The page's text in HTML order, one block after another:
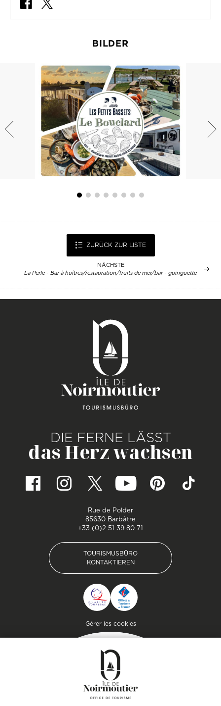
BILDER
ZURÜCK ZUR LISTE
NÄCHSTE
La Perle - Bar à huîtres/restauration/fruits de mer/bar - guinguette
Gérer les cookies
DER INSEL
Lassen Sie sich inspirieren und
bereiten Sie Ihren Aufenthalt
auf der Insel Noirmoutier vor!
KONSULTIEREN SIE
DIE FERNE LÄSST
das Herz wachsen
Rue de Polder
85630 Barbâtre
+33 (0)2 51 39 80 71
TOURISMUSBÜRO
KONTAKTIEREN
TOURISMUSBÜRO
KONTAKTIEREN